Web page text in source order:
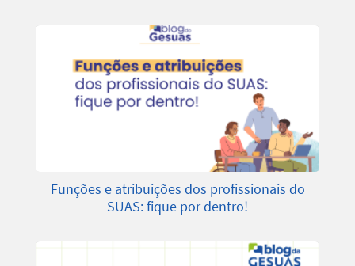
Funções e atribuições dos profissionais do
SUAS: fique por dentro!